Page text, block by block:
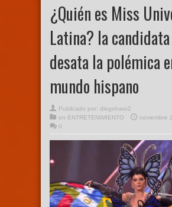
¿Quién es Miss
Latina? la
desata la polémica
mundo hispano
Publicado por: diegoharo2
en ENTRETENIMIENTO
noviembre
0